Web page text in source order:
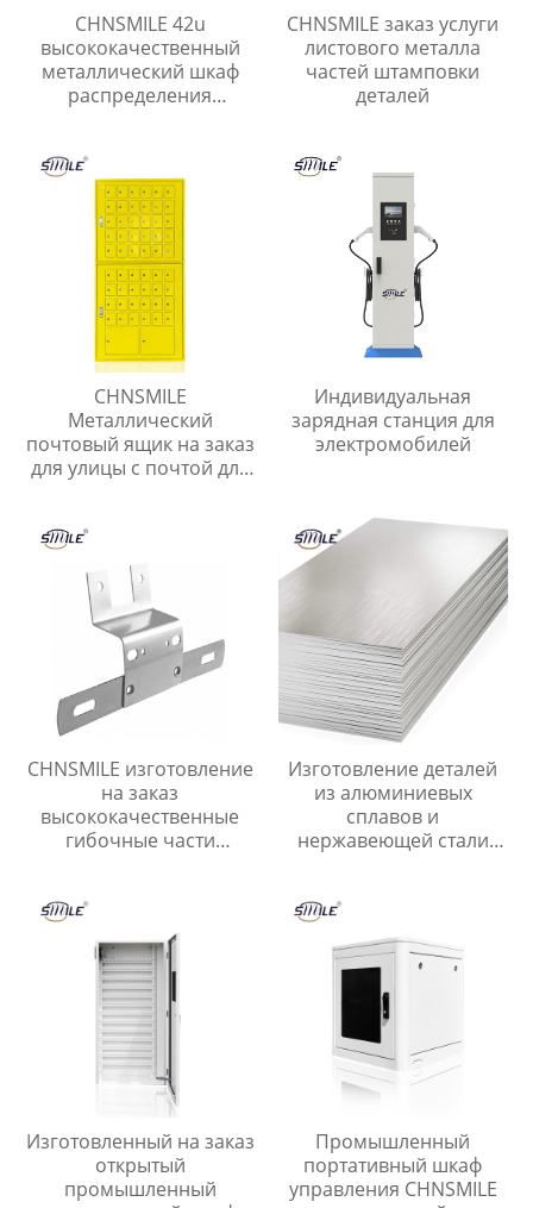
CHNSMILE 42u
высококачественный
металлический шкаф
распределения
CHNSMILE заказ услуги
листового металла
частей штамповки
деталей
CHNSMILE
Металлический
почтовый ящик на заказ
для улицы с почтой для
Индивидуальная
зарядная станция для
электромобилей
CHNSMILE изготовление
на заказ
высококачественные
гибочные части
Изготовление деталей
из алюминиевых
сплавов и
нержавеющей стали
листового металла
Изготовленный на заказ
открытый
промышленный
Промышленный
портативный шкаф
управления CHNSMILE